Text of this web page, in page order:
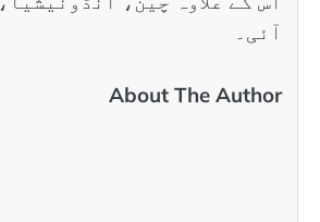
آئی۔
About The Author